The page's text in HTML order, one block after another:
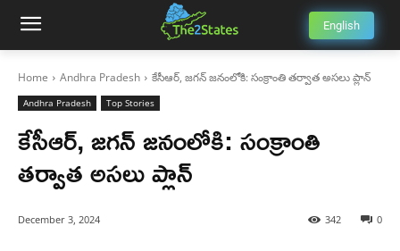
English
Home Andhra Pradesh కేసీఆర్, జగన్ జనంలోకి: సంక్రాంతి తర్వాత అసలు ప్లాన్
Andhra Pradesh Top Stories
కేసీఆర్, జగన్ జనంలోకి: సంక్రాంతి
తర్వాత అసలు ప్లాన్
December 3, 2024 0
342